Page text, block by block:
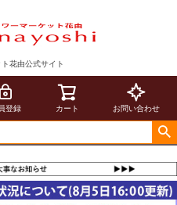
花由公式サイト
登録 カート お問い合わせ